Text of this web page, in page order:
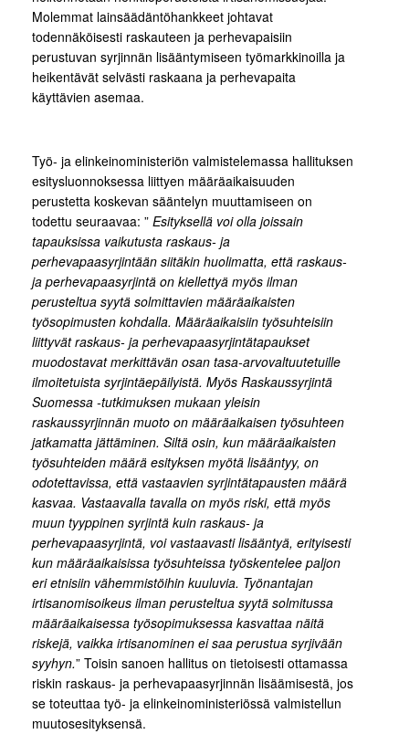
Molemmat lainsäädäntöhankkeet johtavat
todennäköisesti raskauteen ja perhevapaisiin
perustuvan syrjinnän lisääntymiseen työmarkkinoilla ja
heikentävät selvästi raskaana ja perhevapaita
käyttävien asemaa.
Työ- ja elinkeinoministeriön valmistelemassa hallituksen
esitysluonnoksessa liittyen määräaikaisuuden
perustetta koskevan sääntelyn muuttamiseen on
todettu seuraavaa: ” Esityksellä voi olla joissain
tapauksissa vaikutusta raskaus- ja
perhevapaasyrjintään siitäkin huolimatta, että raskaus-
ja perhevapaasyrjintä on kiellettyä myös ilman
perusteltua syytä solmittavien määräaikaisten
työsopimusten kohdalla. Määräaikaisiin työsuhteisiin
liittyvät raskaus- ja perhevapaasyrjintätapaukset
muodostavat merkittävän osan tasa-arvovaltuutetuille
ilmoitetuista syrjintäepäilyistä. Myös Raskaussyrjintä
Suomessa -tutkimuksen mukaan yleisin
raskaussyrjinnän muoto on määräaikaisen työsuhteen
jatkamatta jättäminen. Siltä osin, kun määräaikaisten
työsuhteiden määrä esityksen myötä lisääntyy, on
odotettavissa, että vastaavien syrjintätapausten määrä
kasvaa. Vastaavalla tavalla on myös riski, että myös
muun tyyppinen syrjintä kuin raskaus- ja
perhevapaasyrjintä, voi vastaavasti lisääntyä, erityisesti
kun määräaikaisissa työsuhteissa työskentelee paljon
eri etnisiin vähemmistöihin kuuluvia. Työnantajan
irtisanomisoikeus ilman perusteltua syytä solmitussa
määräaikaisessa työsopimuksessa kasvattaa näitä
riskejä, vaikka irtisanominen ei saa perustua syrjivään
syyhyn.” Toisin sanoen hallitus on tietoisesti ottamassa
riskin raskaus- ja perhevapaasyrjinnän lisäämisestä, jos
se toteuttaa työ- ja elinkeinoministeriössä valmistellun
muutosesityksensä.